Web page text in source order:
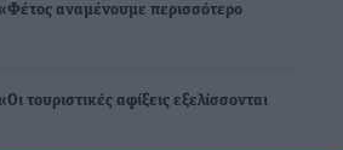
αναμένουμε περισσότερο
τουριστικές αφίξεις εξελίσσονται